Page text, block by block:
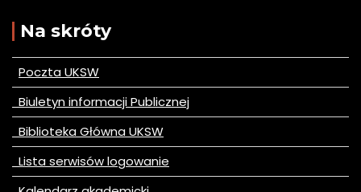
Na skróty
Poczta UKSW
Biuletyn informacji Publicznej
Biblioteka Główna UKSW
Lista serwisów logowanie